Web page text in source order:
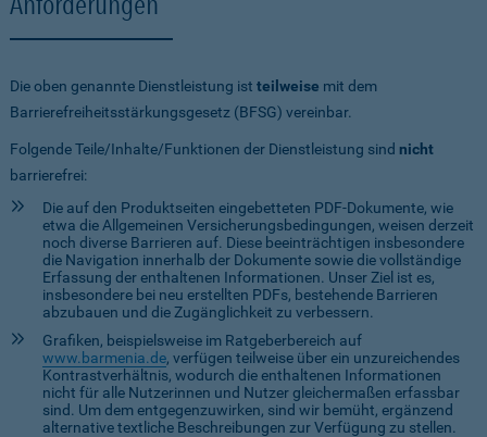
Die oben genannte Dienstleistung ist teilweise mit dem
Barrierefreiheitsstärkungsgesetz (BFSG) vereinbar.
Folgende Teile/Inhalte/Funktionen der Dienstleistung sind nicht
barrierefrei:
Die auf den Produktseiten eingebetteten PDF-Dokumente, wie
etwa die Allgemeinen Versicherungsbedingungen, weisen derzeit
noch diverse Barrieren auf. Diese beeinträchtigen insbesondere
die Navigation innerhalb der Dokumente sowie die vollständige
Erfassung der enthaltenen Informationen. Unser Ziel ist es,
insbesondere bei neu erstellten PDFs, bestehende Barrieren
abzubauen und die Zugänglichkeit zu verbessern.
Grafiken, beispielsweise im Ratgeberbereich auf
www.barmenia.de, verfügen teilweise über ein unzureichendes
Kontrastverhältnis, wodurch die enthaltenen Informationen
nicht für alle Nutzerinnen und Nutzer gleichermaßen erfassbar
sind. Um dem entgegenzuwirken, sind wir bemüht, ergänzend
alternative textliche Beschreibungen zur Verfügung zu stellen.